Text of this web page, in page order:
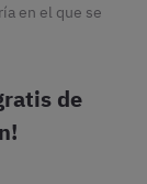
en el que se
de